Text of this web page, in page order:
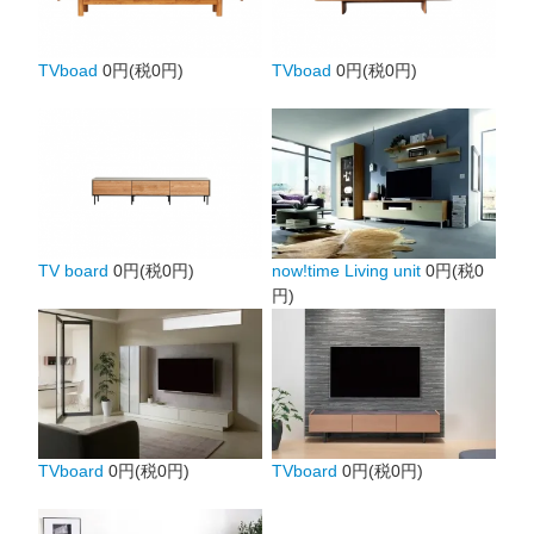
TVboad 0円(税0円) TVboad 0円(税0円)
TV board 0円(税0円) now!time Living unit 0円(税0
円)
TVboard 0円(税0円) TVboard 0円(税0円)